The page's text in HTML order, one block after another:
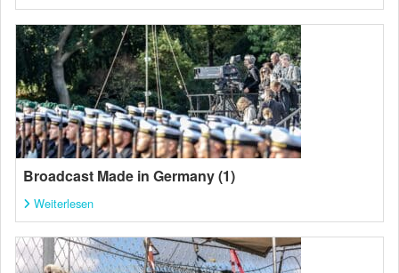
Broadcast Made in Germany (1)
Weiterlesen